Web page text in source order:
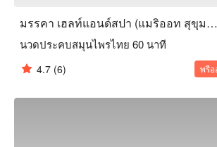
มรรคา เฮลท์แอนด์สปา (แมริออท สุขุมวิท 24)
นวดประคบสมุนไพรไทย 60 นาที
4.7 (6) พรีอ